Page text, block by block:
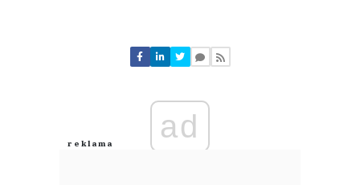
Nie znaleziono komentarzy
Zostaw swoje komentarze
Anuluj
ad